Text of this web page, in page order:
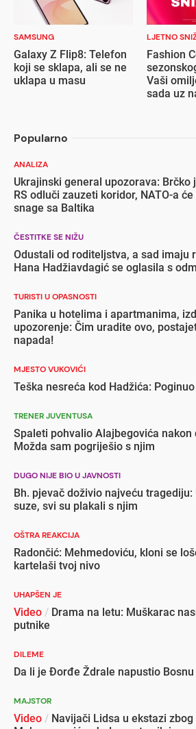
SAMSUNG
Galaxy Z Flip8: Telefon
koji se sklapa, ali se ne
uklapa u masu
LJETNO
Fashion
Vaši
sada uz
Popularno
ANALIZA
Ukrajinski general upozorava: Brčko
RS odluči zauzeti koridor, NATO-a
snage sa Baltika
ČESTITKE SE NIŽU
Odustali od roditeljstva, a sad imaju
Hana Hadžiavdagić se oglasila s
TURISTI U OPASNOSTI
Panika u hotelima i apartmanima,
upozorenje: Čim uradite ovo,
napada!
MJESTO VUKOVIĆI
Teška nesreća kod Hadžića:
TRENER JUVENTUSA
Spaleti pohvalio Alajbegovića nakon
Možda sam pogriješio s njim
DUGO NIJE BIO U JAVNOSTI
Bh. pjevač doživio najveću
suze, svi su plakali s njim
OŠTRA REAKCIJA
Radončić: Mehmedoviću, kloni se
kartelaši tvoj nivo
UHAPŠEN JE
Video / Drama na letu: Muškarac
putnike
DILEME
Da li je Đorđe Ždrale napustio
MAJSTOR
Video / Navijači Lidsa u ekstazi zbog